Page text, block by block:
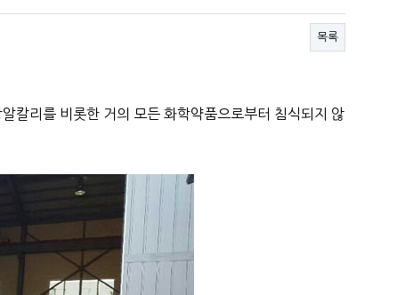
목록
칼리를 비롯한 거의 모든 화학약품으로부터 ​침식되지 않